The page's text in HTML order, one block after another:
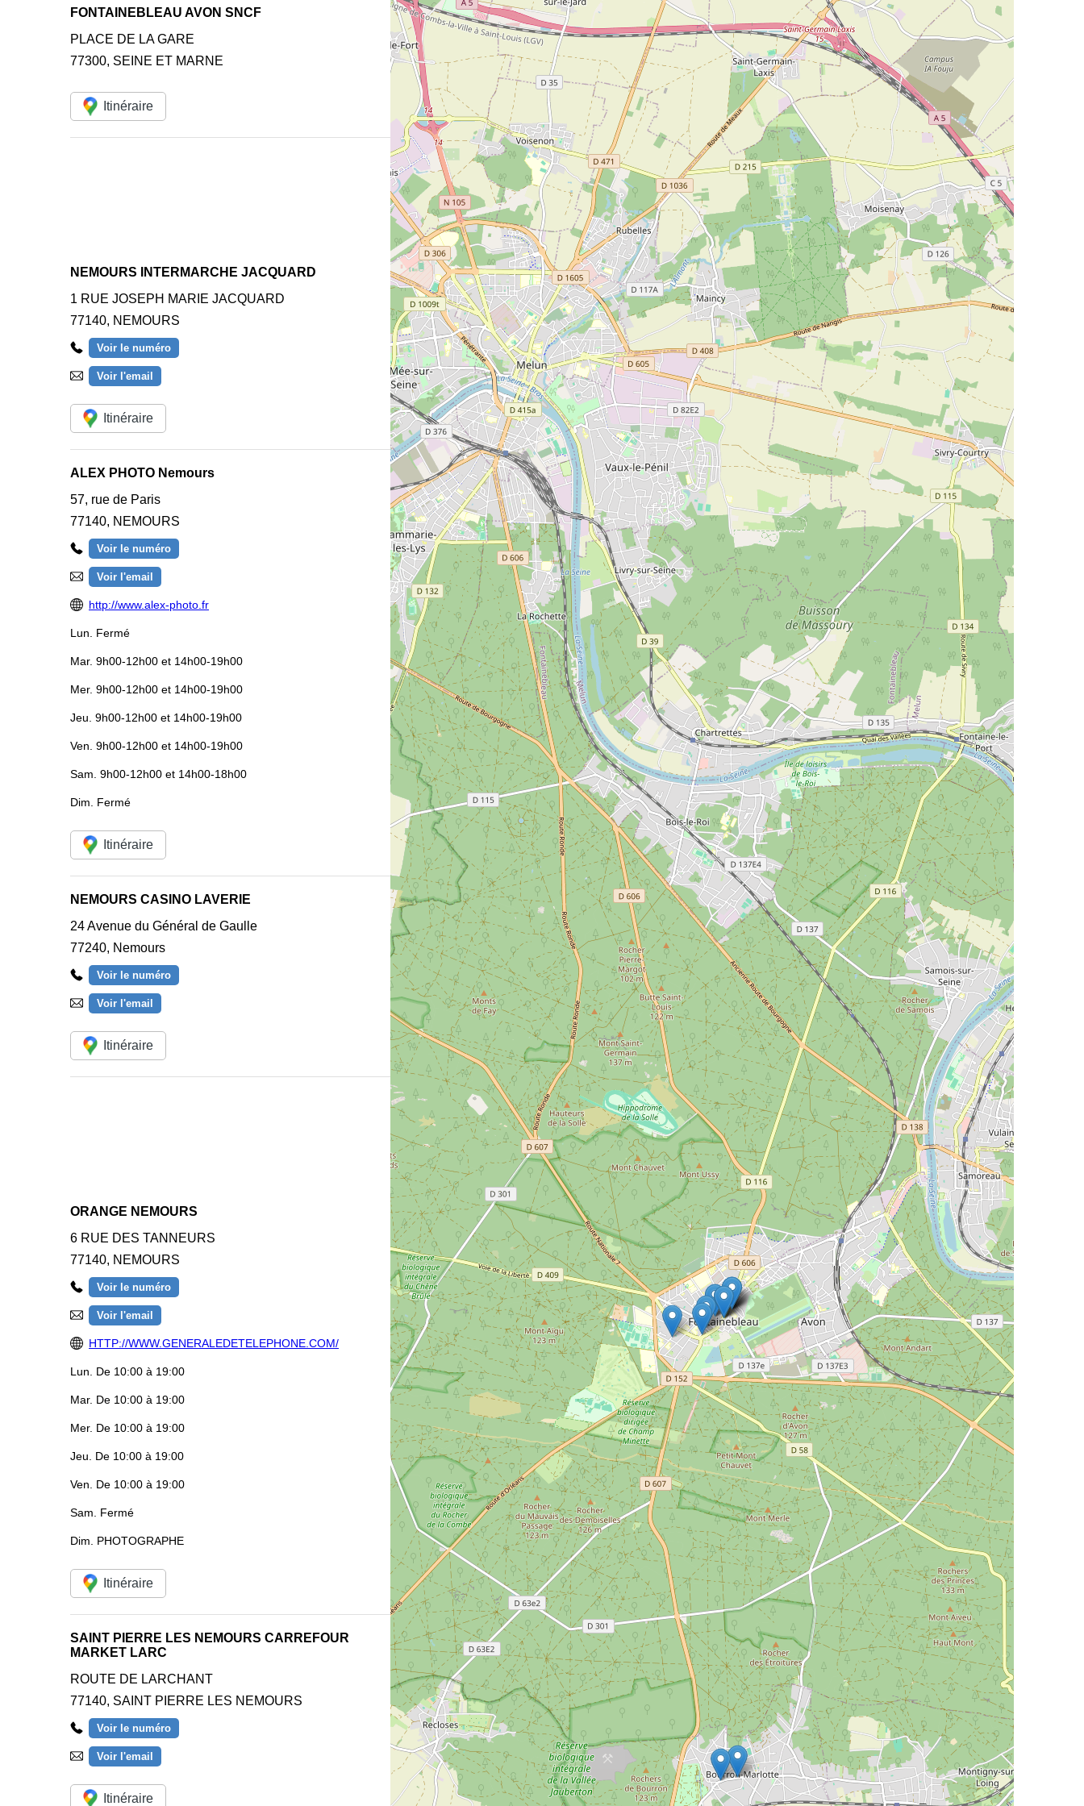
FONTAINEBLEAU AVON SNCF
PLACE DE LA GARE
77300, SEINE ET MARNE
Itinéraire
NEMOURS INTERMARCHE JACQUARD
1 RUE JOSEPH MARIE JACQUARD
77140, NEMOURS
Voir le numéro
Voir l'email
Itinéraire
ALEX PHOTO Nemours
57, rue de Paris
77140, NEMOURS
Voir le numéro
Voir l'email
http://www.alex-photo.fr
Lun. Fermé
Mar. 9h00-12h00 et 14h00-19h00
Mer. 9h00-12h00 et 14h00-19h00
Jeu. 9h00-12h00 et 14h00-19h00
Ven. 9h00-12h00 et 14h00-19h00
Sam. 9h00-12h00 et 14h00-18h00
Dim. Fermé
Itinéraire
NEMOURS CASINO LAVERIE
24 Avenue du Général de Gaulle
77240, Nemours
Voir le numéro
Voir l'email
Itinéraire
ORANGE NEMOURS
6 RUE DES TANNEURS
77140, NEMOURS
Voir le numéro
Voir l'email
HTTP://WWW.GENERALEDETELEPHONE.COM/
Lun. De 10:00 à 19:00
Mar. De 10:00 à 19:00
Mer. De 10:00 à 19:00
Jeu. De 10:00 à 19:00
Ven. De 10:00 à 19:00
Sam. Fermé
Dim. PHOTOGRAPHE
Itinéraire
SAINT PIERRE LES NEMOURS CARREFOUR
MARKET LARC
ROUTE DE LARCHANT
77140, SAINT PIERRE LES NEMOURS
Voir le numéro
Voir l'email
Itinéraire